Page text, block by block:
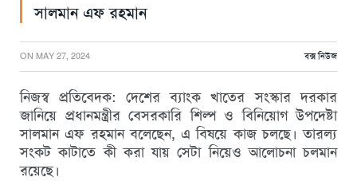
সালমান এফ রহমান
ON MAY 27, 2024 বক্স নিউজ
নিজস্ব প্রতিবেদক: দেশের ব্যাংক খাতের সংস্কার দরকার
জানিয়ে প্রধানমন্ত্রীর বেসরকারি শিল্প ও বিনিয়োগ উপদেষ্টা
সালমান এফ রহমান বলেছেন, এ বিষয়ে কাজ চলছে। তারল্য
সংকট কাটাতে কী করা যায় সেটা নিয়েও আলোচনা চলমান
রয়েছে।